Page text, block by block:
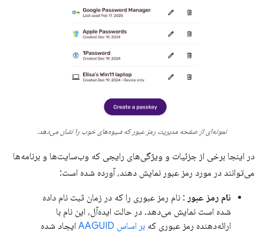
نمونه‌ای از صفحه مدیریت رمز عبور که شیوه‌های خوب را نشان می‌دهد.
در اینجا برخی از جزئیات و ویژگی‌های رایجی که وب‌سایت‌ها و برنامه‌ها
می‌توانند در مورد رمز عبور نمایش دهند، آورده شده است:
نام رمز عبور : نام رمز عبوری را که در زمان ثبت نام داده
شده است نمایش می‌دهد. در حالت ایده‌آل، این نام با
ارائه‌دهنده رمز عبوری که بر اساس AAGUID
ایجاد شده